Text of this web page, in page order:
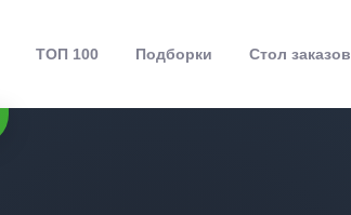
ТОП 100 Подборки Стол заказов